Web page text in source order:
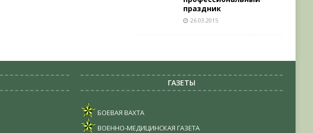
праздник
26.03.2015
ГАЗЕТЫ
БОЕВАЯ ВАХТА
ВОЕННО-МЕДИЦИНСКАЯ ГАЗЕТА